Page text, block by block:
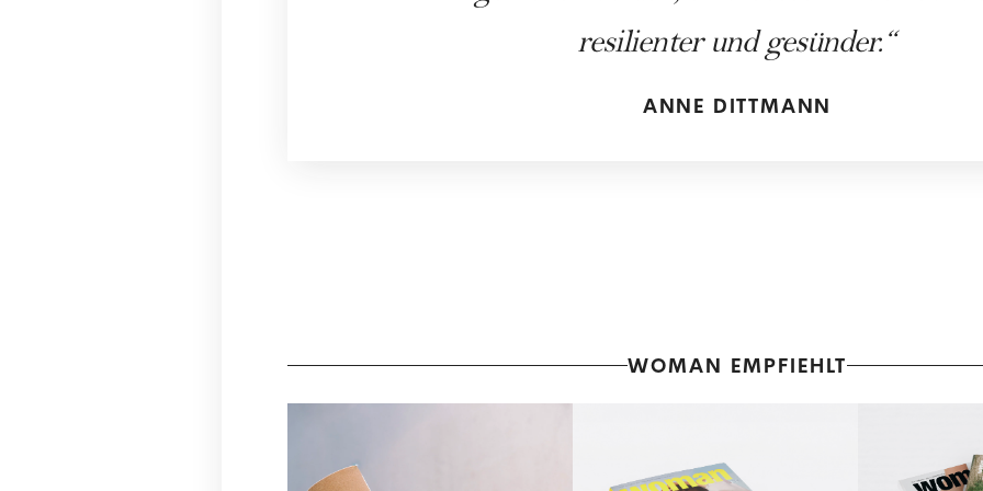
resilienter und gesünder.
ANNE DITTMANN
WOMAN EMPFIEHLT